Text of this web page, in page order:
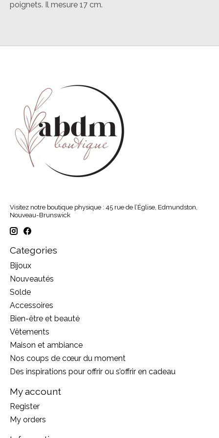
poignets. Il mesure 17 cm.
Visitez notre boutique physique : 45 rue de l’Église, Edmundston,
Nouveau-Brunswick
Categories
Bijoux
Nouveautés
Solde
Accessoires
Bien-être et beauté
Vêtements
Maison et ambiance
Nos coups de cœur du moment
Des inspirations pour offrir ou s’offrir en cadeau
My account
Register
My orders